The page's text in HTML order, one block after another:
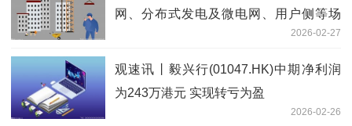
网、分布式发电及微电网、用户侧等场
2026-02-27
观速讯丨毅兴行(01047.HK)中期净利润
为243万港元 实现转亏为盈
2026-02-26